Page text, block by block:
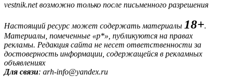
vestnik.net возможно только после письменного разрешения
Настоящий ресурс может содержать материалы 18+.
Материалы, помеченные «р*», публикуются на правах
рекламы. Редакция сайта не несет ответственности за
достоверность информации, содержащейся в рекламных
объявлениях
Для связи: arh-info@yandex.ru